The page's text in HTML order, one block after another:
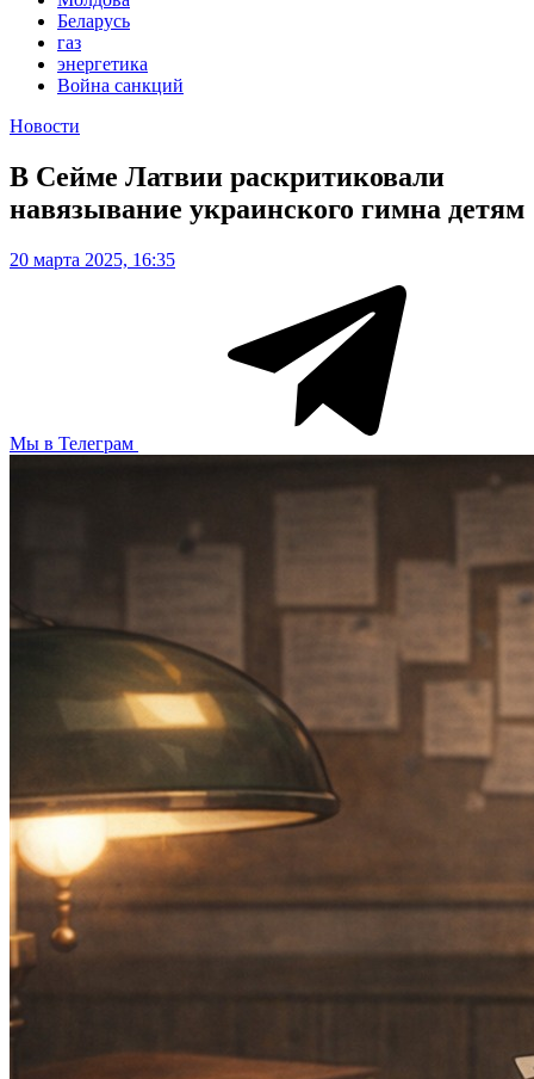
Беларусь
газ
энергетика
Война санкций
Новости
В Сейме Латвии раскритиковали
навязывание украинского гимна детям
20 марта 2025, 16:35
Мы в Телеграм